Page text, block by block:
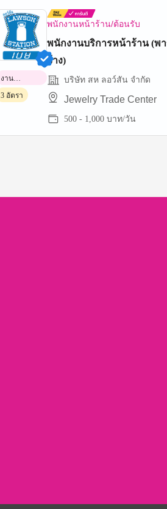
พนักงานหน้าร้าน/ต้อนรับ
พนักงานบริการหน้าร้าน (
จ้าง)
บริษัท สห ลอว์สัน จำกัด
Jewelry Trade Center
500 - 1,000 บาท/วัน
งาน
พาร์ทไทม์
3 อัตรา